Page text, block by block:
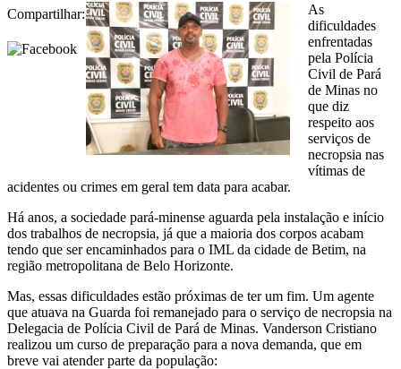
Compartilhar:
As
dificuldades
enfrentadas
pela Polícia
Civil de Pará
de Minas no
que diz
respeito aos
serviços de
necropsia nas
vítimas de
acidentes ou crimes em geral tem data para acabar.
Há anos, a sociedade pará-minense aguarda pela instalação e início
dos trabalhos de necropsia, já que a maioria dos corpos acabam
tendo que ser encaminhados para o IML da cidade de Betim, na
região metropolitana de Belo Horizonte.
Mas, essas dificuldades estão próximas de ter um fim. Um agente
que atuava na Guarda foi remanejado para o serviço de necropsia na
Delegacia de Polícia Civil de Pará de Minas. Vanderson Cristiano
realizou um curso de preparação para a nova demanda, que em
breve vai atender parte da população: